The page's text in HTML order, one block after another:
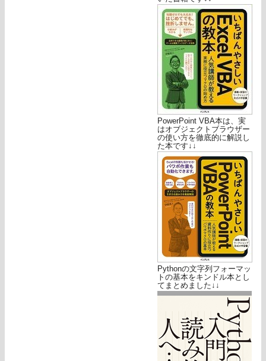
PowerPoint VBA本は、実
はオブジェクトブラウザー
の使い方を徹底的に解説し
た本です↓↓
Pythonの文字列フォーマッ
トの基本をキンドル本とし
てまとめました↓↓